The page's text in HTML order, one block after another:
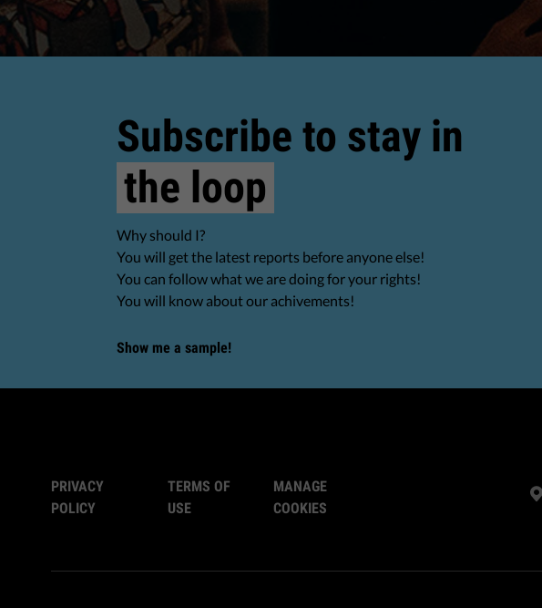
Subscribe to stay in
the loop
Why should I?
You will get the latest reports before anyone else!
You can follow what we are doing for your rights!
You will know about our achivements!
Show me a sample!
PRIVACY
POLICY
TERMS OF
USE
MANAGE
COOKIES